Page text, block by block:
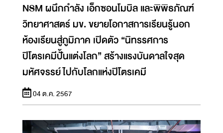
NSM ผนึกกำลัง เอ็กซอนโมบิล และพิพิธภัณฑ์
วิทยาศาสตร์ มข. ขยายโอกาสการเรียนรู้นอก
ห้องเรียนสู่ภูมิภาค เปิดตัว “นิทรรศการ
ปิโตรเคมีปั้นแต่งโลก” สร้างแรงบันดาลใจสุด
มหัศจรรย์ไปกับโลกแห่งปิโตรเคมี
04 ต.ค. 2567